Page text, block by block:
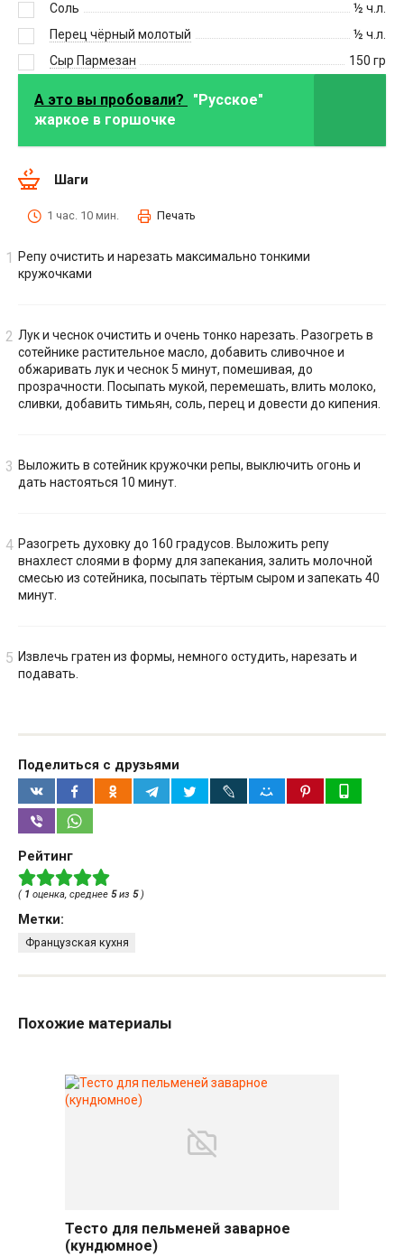
Соль
½ ч.л.
Перец чёрный молотый
½ ч.л.
Сыр Пармезан
150 гр
А это вы пробовали?
"Русское"
жаркое в горшочке
Шаги
1 час. 10 мин. Печать
Репу очистить и нарезать максимально тонкими
кружочками
Лук и чеснок очистить и очень тонко нарезать. Разогреть в
сотейнике растительное масло, добавить сливочное и
обжаривать лук и чеснок 5 минут, помешивая, до
прозрачности. Посыпать мукой, перемешать, влить молоко,
сливки, добавить тимьян, соль, перец и довести до кипения.
Выложить в сотейник кружочки репы, выключить огонь и
дать настояться 10 минут.
Разогреть духовку до 160 градусов. Выложить репу
внахлест слоями в форму для запекания, залить молочной
смесью из сотейника, посыпать тёртым сыром и запекать 40
минут.
Извлечь гратен из формы, немного остудить, нарезать и
подавать.
Поделиться с друзьями
Рейтинг
( 1 оценка, среднее 5из 5)
Метки:
Французская кухня
Похожие материалы
Тесто для пельменей заварное
(кундюмное)